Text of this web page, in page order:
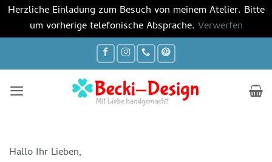
Herzliche Einladung zum Besuch von meinem Atelier. Bitte
um vorherige telefonische Absprache. Verwerfen
Hallo Ihr Lieben,